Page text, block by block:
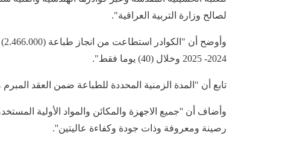
لصالح وزارة التربية العراقية".
2024- 2025 وخلال (40) يوما فقط".
تابع أن "المدة الزمنية المحددة للطباعة ضمن العقد المبرم مع
وأضاف أن ''جميع الاجهزة والمكائن والمواد الأولية
رصينة ومعروفة وذات جودة وكفاءة عاليتين''.